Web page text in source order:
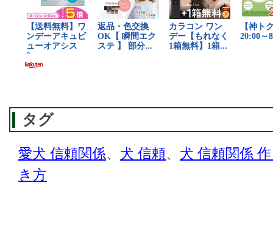
タグ
愛犬 信頼関係、 犬 信頼、 犬 信頼関係
き方